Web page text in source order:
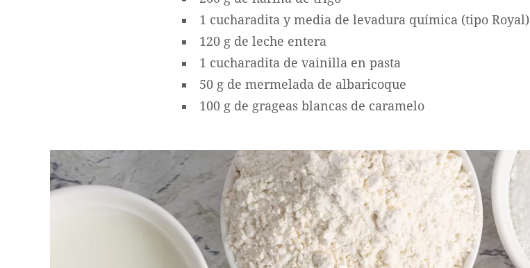
1 cucharadita y media de levadura química (tipo Royal)
120 g de leche entera
1 cucharadita de vainilla en pasta
50 g de mermelada de albaricoque
100 g de grageas blancas de caramelo